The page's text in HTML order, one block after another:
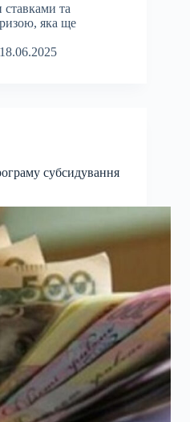
та
яка ще
18.06.2025
субсидування